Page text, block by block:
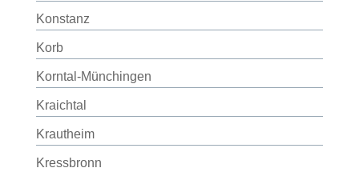
Konstanz
Korb
Korntal-Münchingen
Kraichtal
Krautheim
Kressbronn